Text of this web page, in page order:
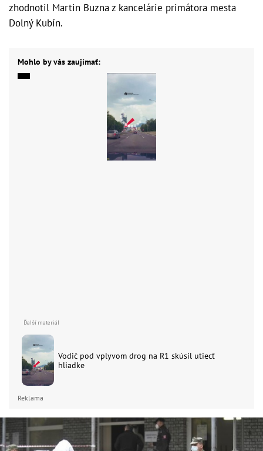
zhodnotil Martin Buzna z kancelárie primátora mesta
Dolný Kubín.
Mohlo by vás zaujímať:
Vodič pod vplyvom drog na R1 skúsil utiecť
hliadke
Reklama